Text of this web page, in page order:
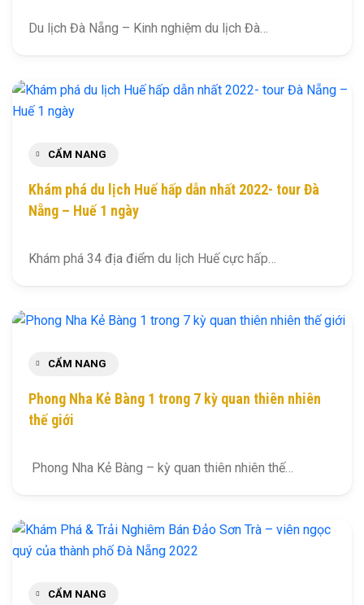
Du lịch Đà Nẵng – Kinh nghiệm du lịch Đà…
CẨM NANG
Khám phá du lịch Huế hấp dẫn nhất 2022- tour Đà
Nẵng – Huế 1 ngày
Khám phá 34 địa điểm du lịch Huế cực hấp…
CẨM NANG
Phong Nha Kẻ Bàng 1 trong 7 kỳ quan thiên nhiên
thế giới
Phong Nha Kẻ Bàng – kỳ quan thiên nhiên thế…
CẨM NANG